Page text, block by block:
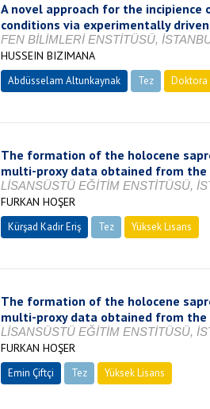
A novel approach for the
conditions via experimentally
FEN BİLİMLERİ ENSTİTÜSÜ,
HUSSEIN BIZIMANA
Abdüsselam Altunkaynak Tez Doktora
The formation of the holocene
multi-proxy data obtained from the
LİSANSÜSTÜ EĞİTİM ENSTİTÜSÜ,
FURKAN HOŞER
Kürşad Kadir Eriş Tez Yüksek Lisans
The formation of the holocene
multi-proxy data obtained from the
LİSANSÜSTÜ EĞİTİM ENSTİTÜSÜ,
FURKAN HOŞER
Emin Çiftçi Tez Yüksek Lisans